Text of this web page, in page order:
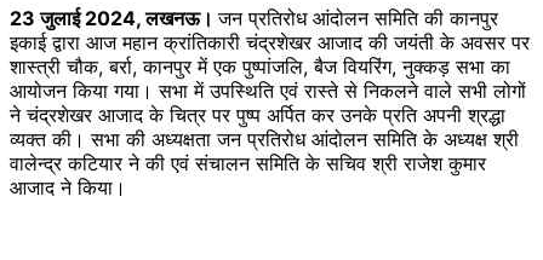
23 जुलाई 2024, लखनऊ।जन प्रतिरोध आंदोलन समिति की कानपुर
इकाई द्वारा आज महान क्रांतिकारी चंद्रशेखर आजाद की जयंती के अवसर पर
शास्त्री चौक, बर्रा, कानपुर में एक पुष्पांजलि, बैज वियरिंग, नुक्कड़ सभा का
आयोजन किया गया। सभा में उपस्थिति एवं रास्ते से निकलने वाले सभी लोगों
ने चंद्रशेखर आजाद के चित्र पर पुष्प अर्पित कर उनके प्रति अपनी श्रद्धा
व्यक्त की। सभा की अध्यक्षता जन प्रतिरोध आंदोलन समिति के अध्यक्ष श्री
वालेन्द्र कटियार ने की एवं संचालन समिति के सचिव श्री राजेश कुमार
आजाद ने किया।